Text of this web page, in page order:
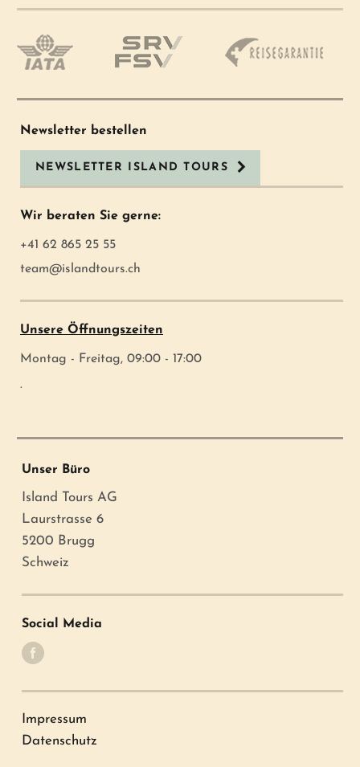
Newsletter bestellen
NEWSLETTER ISLAND TOURS
Wir beraten Sie gerne:
+41 62 865 25 55
team@islandtours.ch
Unsere Öffnungszeiten
Montag - Freitag, 09:00 - 17:00
.
Unser Büro
Island Tours AG
Laurstrasse 6
5200 Brugg
Schweiz
Social Media
Impressum
Datenschutz